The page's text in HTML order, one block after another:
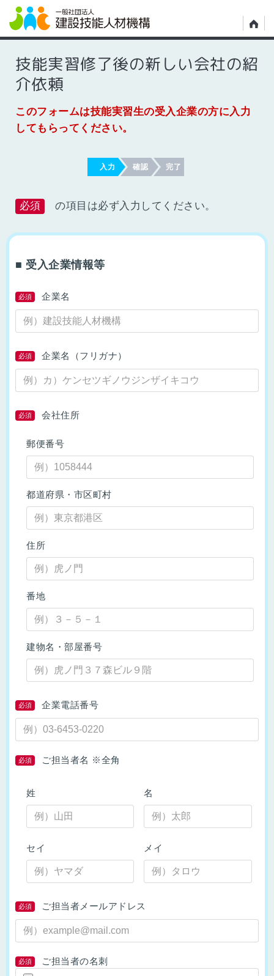
技能実習修了後の新しい会社の紹
介依頼
このフォームは技能実習生の受入企業の方に入力
してもらってください。
入力 確認 完了
必須 の項目は必ず入力してください。
■ 受入企業情報等
必須 企業名
必須 企業名（フリガナ）
必須 会社住所
郵便番号
都道府県・市区町村
住所
番地
建物名・部屋番号
必須 企業電話番号
必須 ご担当者名 ※全角
姓 名
セイ メイ
必須 ご担当者メールアドレス
必須 ご担当者の名刺